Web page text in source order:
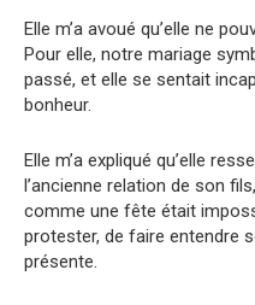
Elle m’a avoué qu’elle ne
Pour elle, notre mariage
passé, et elle se sentait
bonheur.
Elle m’a expliqué qu’elle
l’ancienne relation de son
comme une fête était
protester, de faire entendre
présente.